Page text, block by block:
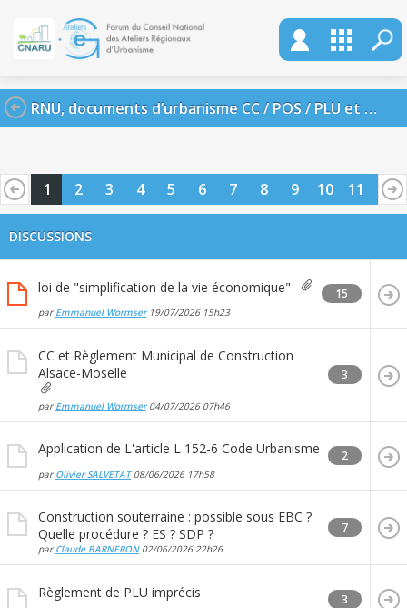
RNU, documents d’urbanisme CC / POS / PLU et PPR
1 2 3 4 5 6 7 8 9 10 11
12
DISCUSSIONS
loi de "simplification de la vie économique"
par Emmanuel Wormser19/07/2026 15h23
15
CC et Règlement Municipal de Construction
Alsace-Moselle
par Emmanuel Wormser04/07/2026 07h46
3
Application de L'article L 152-6 Code Urbanisme
par Olivier SALVETAT08/06/2026 17h58
2
Construction souterraine : possible sous EBC ?
Quelle procédure ? ES ? SDP ?
par Claude BARNERON02/06/202622h26
7
Règlement de PLU imprécis 3